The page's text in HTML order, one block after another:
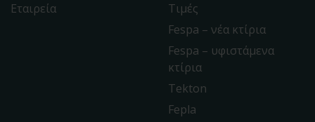
Εταιρεία
Τιμές
Fespa – νέα κτίρια
Fespa – υφιστάμενα
κτίρια
Tekton
Fepla